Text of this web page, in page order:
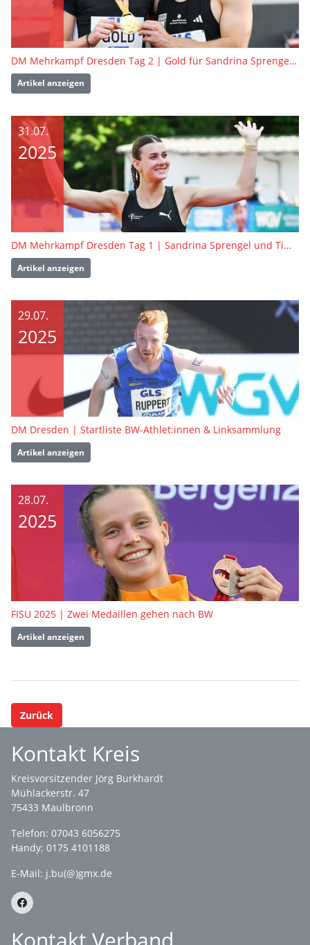
DM Mehrkampf Dresden Tag 2 | Gold für Sandrina Sprengel und Tim Nowak
Artikel anzeigen
31.07.
2025
DM Mehrkampf Dresden Tag 1 | Sandrina Sprengel und Tim Nowak führen Zwischenwertung an
Artikel anzeigen
29.07.
2025
DM Dresden | Startliste BW-Athlet:innen & Linksammlung
Artikel anzeigen
28.07.
2025
FISU 2025 | Zwei Medaillen gehen nach BW
Artikel anzeigen
Zurück
Kontakt Kreis
Kreisvorsitzender Jörg Burkhardt
Mühlackerstr. 47
75433 Maulbronn
Telefon: 07043 6056275
Handy: 0175 4101188
E-Mail: j.bu(@)gmx.de